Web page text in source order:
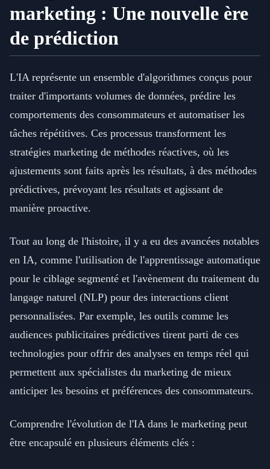
marketing : Une nouvelle ère
de prédiction
L'IA représente un ensemble d'algorithmes conçus pour
traiter d'importants volumes de données, prédire les
comportements des consommateurs et automatiser les
tâches répétitives. Ces processus transforment les
stratégies marketing de méthodes réactives, où les
ajustements sont faits après les résultats, à des méthodes
prédictives, prévoyant les résultats et agissant de
manière proactive.
Tout au long de l'histoire, il y a eu des avancées notables
en IA, comme l'utilisation de l'apprentissage automatique
pour le ciblage segmenté et l'avènement du traitement du
langage naturel (NLP) pour des interactions client
personnalisées. Par exemple, les outils comme les
audiences publicitaires prédictives tirent parti de ces
technologies pour offrir des analyses en temps réel qui
permettent aux spécialistes du marketing de mieux
anticiper les besoins et préférences des consommateurs.
Comprendre l'évolution de l'IA dans le marketing peut
être encapsulé en plusieurs éléments clés :